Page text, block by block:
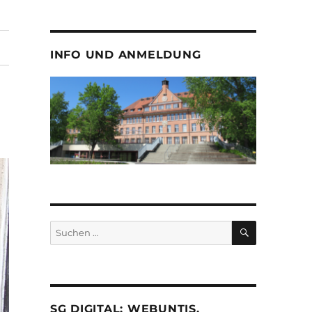
INFO UND ANMELDUNG
Suche
nach:
SUCHEN
SG DIGITAL: WEBUNTIS,